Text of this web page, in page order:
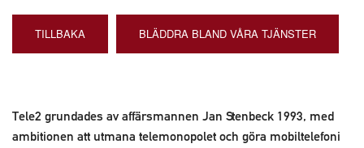
TILLBAKA BLÄDDRA BLAND VÅRA TJÄNSTER
Tele2 grundades av affärsmannen Jan Stenbeck 1993, med
ambitionen att utmana telemonopolet och göra mobiltelefoni